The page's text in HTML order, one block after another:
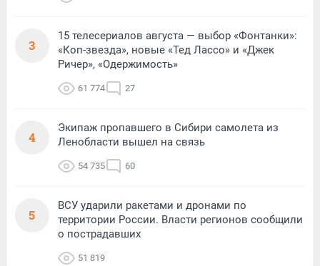
3
15 телесериалов августа — выбор «Фонтанки»:
«Коп-звезда», новые «Тед Лассо» и «Джек
Ричер», «Одержимость»
61 774 27
4
Экипаж пропавшего в Сибири самолета из
Ленобласти вышел на связь
54 735 60
5
ВСУ ударили ракетами и дронами по
территории России. Власти регионов сообщили
о пострадавших
51 819